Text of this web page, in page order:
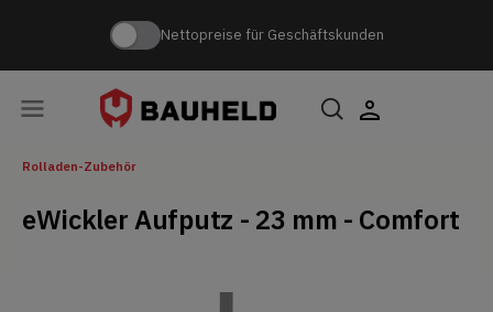
Nettopreise für Geschäftskunden
Rolladen-Zubehör
eWickler Aufputz - 23 mm - Comfort